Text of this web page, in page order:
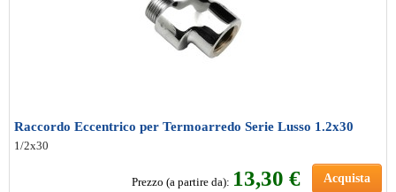
Raccordo Eccentrico per Termoarredo Serie Lusso 1.2x30
1/2x30
Prezzo (a partire da): 13,30 € Acquista